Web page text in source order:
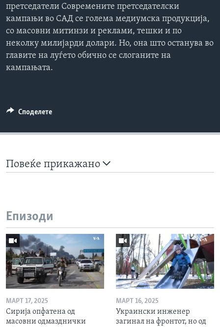
претседатели Современите претседателски
кампањи во САД се голема медиумска продукција,
со масовни митинзи и реклами, тешки и по
неколку милијарди долари. Но, она што останува во
главите на луѓето обично се слоганите на
кампањата.
Споделете
Повеќе прикажано
Епизоди
МАРТ 17, 2025
Сирија опфатена од
масовни одмазднички
МАРТ 16, 2025
Украински инженер
загинал на фронтот, но од